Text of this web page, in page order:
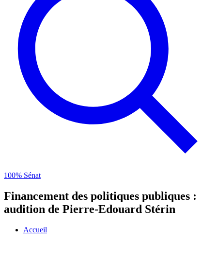
100% Sénat
Financement des politiques publiques :
audition de Pierre-Edouard Stérin
Accueil